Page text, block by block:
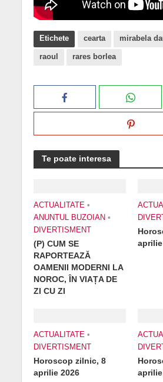
Etichete cearta mirabela
raoul rares borlea
Te poate interesa
ACTUALITATE •
ANUNTUL BUZOIAN •
DIVERTISMENT
(P) CUM SE
RAPORTEAZĂ
OAMENII MODERNI LA
NOROC, ÎN VIAȚA DE
ZI CU ZI
ACTUALITATE •
DIVERTISMENT
Horoscop zilnic, 8
aprilie 2026